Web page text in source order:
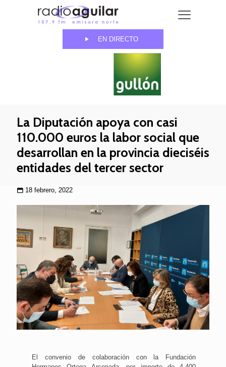
EN DIRECTO
La Diputación apoya con casi
110.000 euros la labor social que
desarrollan en la provincia dieciséis
entidades del tercer sector
18 febrero, 2022
El convenio de colaboración con la Fundación